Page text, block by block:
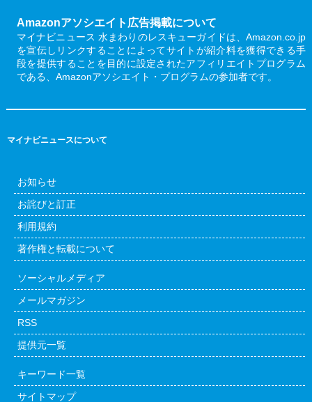
Amazonアソシエイト広告掲載について
マイナビニュース 水まわりのレスキューガイドは、Amazon.co.jp
を宣伝しリンクすることによってサイトが紹介料を獲得できる手
段を提供することを目的に設定されたアフィリエイトプログラム
である、Amazonアソシエイト・プログラムの参加者です。
マイナビニュースについて
お知らせ
お詫びと訂正
利用規約
著作権と転載について
ソーシャルメディア
メールマガジン
RSS
提供元一覧
キーワード一覧
サイトマップ